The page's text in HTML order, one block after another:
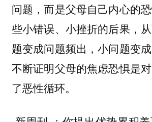
问题，而是父母自己内心的
些小错误、小挫折的后果，
题变成问题频出，小问题变
不断证明父母的焦虑恐惧是
了恶性循环。